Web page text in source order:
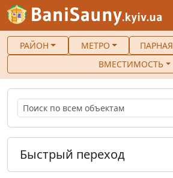
РАЙОН МЕТРО ПАРНАЯ
ВМЕСТИМОСТЬ
Быстрый переход